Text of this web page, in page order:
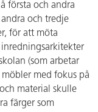
första och andra
och tredje
för att möta
(som arbetar
med fokus på
material skulle
färger som